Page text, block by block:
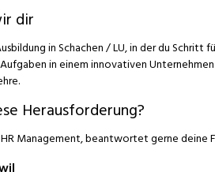
dir
in Schachen / LU, in der du
in einem innovativen
Herausforderung?
Management, beantwortet gerne